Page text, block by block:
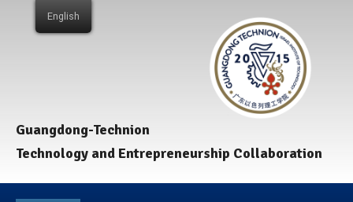
Guangdong-Technion
Technology and Entrepreneurship Collaboration
English